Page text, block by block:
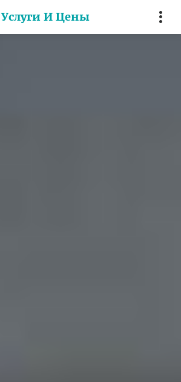
Услуги И Цены